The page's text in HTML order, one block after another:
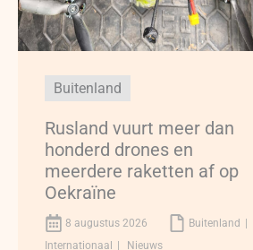
Buitenland
Rusland vuurt meer dan
honderd drones en
meerdere raketten af op
Oekraïne
8 augustus 2026
Buitenland
Internationaal
Nieuws